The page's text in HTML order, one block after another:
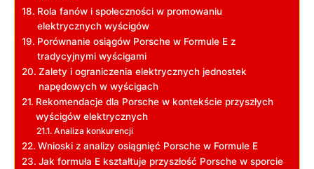
Rola fanów i społeczności w promowaniu
elektrycznych wyścigów
Porównanie osiągów Porsche w Formule E z
tradycyjnymi wyścigami
Zalety i ograniczenia elektrycznych jednostek
napędowych w wyścigach
Rekomendacje dla Porsche w kontekście przyszłych
wyścigów elektrycznych
Analiza konkurencji
Wnioski z analizy osiągnięć Porsche w Formule E
Jak formuła E kształtuje przyszłość Porsche w sporcie